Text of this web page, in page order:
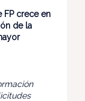
FP crece en
de la